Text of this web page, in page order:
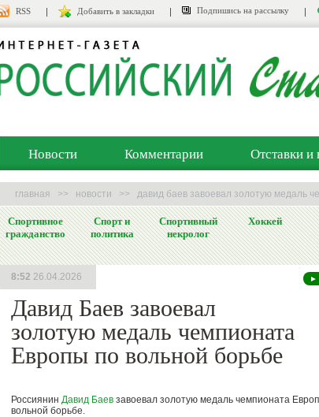
RSS Добавить в закладки Подпишись на рассылку
Новости Комментарии Отставки и
главная >> новости >> давид баев завоевал золотую медаль
Спортивное
гражданство
Спорт и
политика
Спортивный
некролог
Хоккей
►
Давид Баев завоевал
золотую медаль чемпионата
Европы по вольной борьбе
8:52 26.04.2026
Россиянин Давид Баев завоевал золотую медаль чемпионата
вольной борьбе.